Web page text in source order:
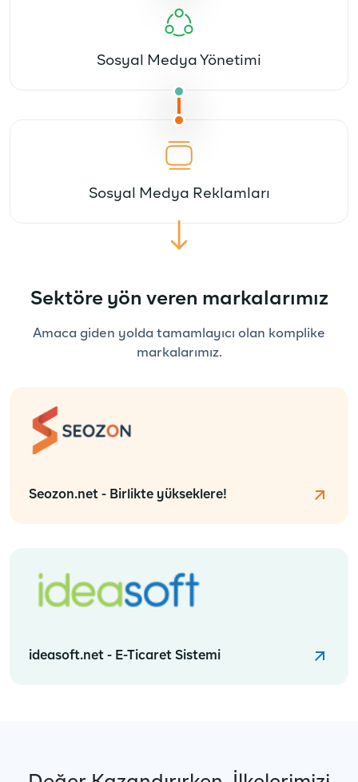
Sosyal Medya Yönetimi
Sosyal Medya Reklamları
Sektöre yön veren markalarımız
Amaca giden yolda tamamlayıcı olan komplike
markalarımız.
Seozon.net - Birlikte yükseklere!
ideasoft.net - E-Ticaret Sistemi